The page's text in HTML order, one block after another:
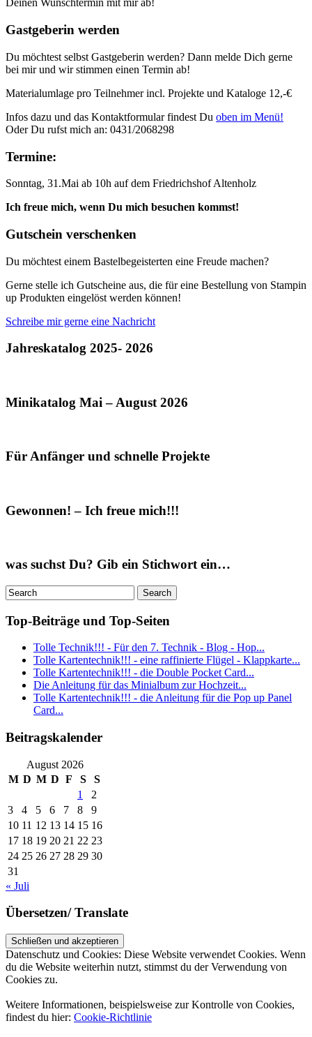
Deinen Wunschtermin mit mir ab!
Gastgeberin werden
Du möchtest selbst Gastgeberin werden? Dann melde Dich gerne
bei mir und wir stimmen einen Termin ab!
Materialumlage pro Teilnehmer incl. Projekte und Kataloge 12,-€
Infos dazu und das Kontaktformular findest Du oben im Menü!
Oder Du rufst mich an: 0431/2068298
Termine:
Sonntag, 31.Mai ab 10h auf dem Friedrichshof Altenholz
Ich freue mich, wenn Du mich besuchen kommst!
Gutschein verschenken
Du möchtest einem Bastelbegeisterten eine Freude machen?
Gerne stelle ich Gutscheine aus, die für eine Bestellung von Stampin
up Produkten eingelöst werden können!
Schreibe mir gerne eine Nachricht
Jahreskatalog 2025- 2026
Minikatalog Mai – August 2026
Für Anfänger und schnelle Projekte
Gewonnen! – Ich freue mich!!!
was suchst Du? Gib ein Stichwort ein…
Top-Beiträge und Top-Seiten
Tolle Technik!!! - Für den 7. Technik - Blog - Hop...
Tolle Kartentechnik!!! - eine raffinierte Flügel - Klappkarte...
Tolle Kartentechnik!!! - die Double Pocket Card...
Die Anleitung für das Minialbum zur Hochzeit...
Tolle Kartentechnik!!! - die Anleitung für die Pop up Panel
Card...
Beitragskalender
August 2026
M D M D F S
S
1
2
3
4 5 6 7 8
9
10 11 12 13 14 15 16
17 18 19 20 21 22 23
24 25 26 27 28 29 30
31
« Juli
Übersetzen/ Translate
Datenschutz und Cookies: Diese Website verwendet Cookies. Wenn
du die Website weiterhin nutzt, stimmst du der Verwendung von
Cookies zu.
Weitere Informationen, beispielsweise zur Kontrolle von Cookies,
findest du hier: Cookie-Richtlinie